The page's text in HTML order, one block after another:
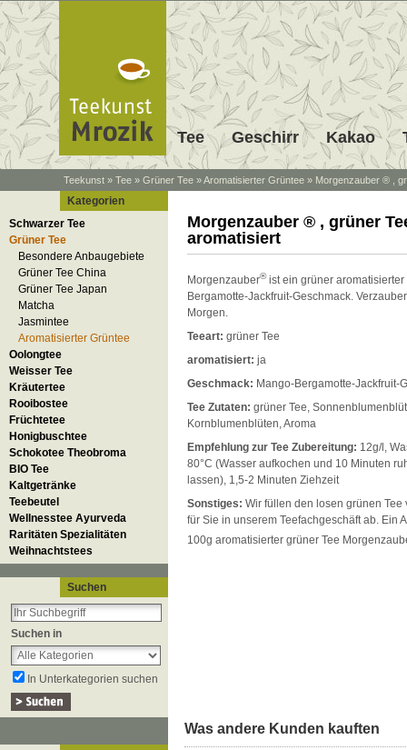
Tee Geschirr Kakao
Teekunst » Tee » Grüner Tee »Aromatisierter Grüntee » Morgenzauber ® ,
Kategorien
Schwarzer Tee
Grüner Tee
Besondere Anbaugebiete
Grüner Tee China
Grüner Tee Japan
Matcha
Jasmintee
Aromatisierter Grüntee
Oolongtee
Weisser Tee
Kräutertee
Rooibostee
Früchtetee
Honigbuschtee
Schokotee Theobroma
BIO Tee
Kaltgetränke
Teebeutel
Wellnesstee Ayurveda
Raritäten Spezialitäten
Weihnachtstees
Suchen
Suchen in
In Unterkategorien suchen
Morgenzauber ® , grüner
aromatisiert
Morgenzauber®ist ein grüner aromatisierter
Bergamotte-Jackfruit-Geschmack.
Morgen.
Teeart: grüner Tee
aromatisiert: ja
Geschmack: Mango-Bergamotte-Jackfruit-
Tee Zutaten: grüner Tee,
Kornblumenblüten, Aroma
Empfehlung zur Tee Zubereitung: 12g/l,
80°C (Wasser aufkochen und 10 Minuten
lassen), 1,5-2 Minuten Ziehzeit
Sonstiges: Wir füllen den losen grünen Tee
für Sie in unserem Teefachgeschäft ab. Ein
100g aromatisierter grüner Tee
Was andere Kunden kauften